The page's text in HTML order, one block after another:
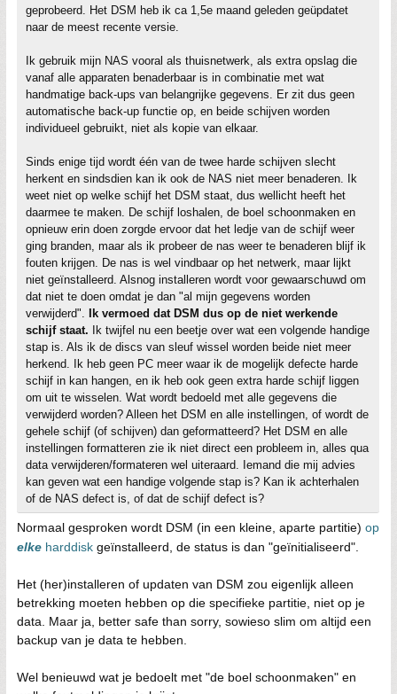
geprobeerd. Het DSM heb ik ca 1,5e maand geleden geüpdatet
naar de meest recente versie.
Ik gebruik mijn NAS vooral als thuisnetwerk, als extra opslag die
vanaf alle apparaten benaderbaar is in combinatie met wat
handmatige back-ups van belangrijke gegevens. Er zit dus geen
automatische back-up functie op, en beide schijven worden
individueel gebruikt, niet als kopie van elkaar.
Sinds enige tijd wordt één van de twee harde schijven slecht
herkent en sindsdien kan ik ook de NAS niet meer benaderen. Ik
weet niet op welke schijf het DSM staat, dus wellicht heeft het
daarmee te maken. De schijf loshalen, de boel schoonmaken en
opnieuw erin doen zorgde ervoor dat het ledje van de schijf weer
ging branden, maar als ik probeer de nas weer te benaderen blijf ik
fouten krijgen. De nas is wel vindbaar op het netwerk, maar lijkt
niet geïnstalleerd. Alsnog installeren wordt voor gewaarschuwd om
dat niet te doen omdat je dan "al mijn gegevens worden
verwijderd". Ik vermoed dat DSM dus op de niet werkende
schijf staat. Ik twijfel nu een beetje over wat een volgende handige
stap is. Als ik de discs van sleuf wissel worden beide niet meer
herkend. Ik heb geen PC meer waar ik de mogelijk defecte harde
schijf in kan hangen, en ik heb ook geen extra harde schijf liggen
om uit te wisselen. Wat wordt bedoeld met alle gegevens die
verwijderd worden? Alleen het DSM en alle instellingen, of wordt de
gehele schijf (of schijven) dan geformatteerd? Het DSM en alle
instellingen formatteren zie ik niet direct een probleem in, alles qua
data verwijderen/formateren wel uiteraard. Iemand die mij advies
kan geven wat een handige volgende stap is? Kan ik achterhalen
of de NAS defect is, of dat de schijf defect is?
Normaal gesproken wordt DSM (in een kleine, aparte partitie) op
elke harddisk geïnstalleerd, de status is dan "geïnitialiseerd".
Het (her)installeren of updaten van DSM zou eigenlijk alleen
betrekking moeten hebben op die specifieke partitie, niet op je
data. Maar ja, better safe than sorry, sowieso slim om altijd een
backup van je data te hebben.
Wel benieuwd wat je bedoelt met "de boel schoonmaken" en